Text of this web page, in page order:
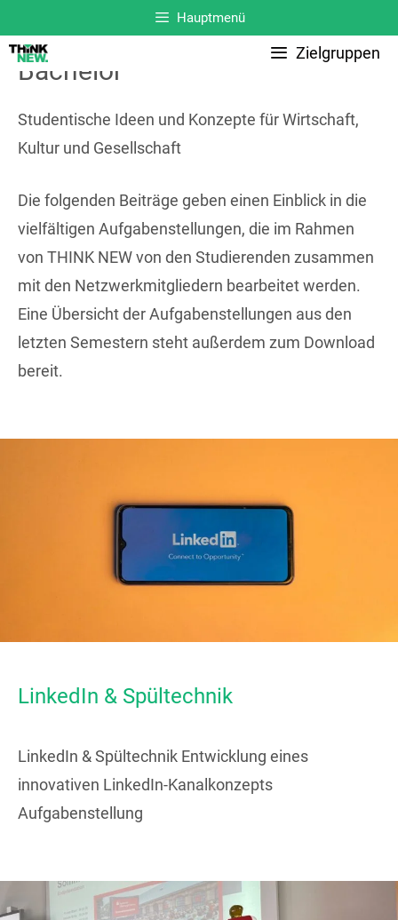
Inhalt
springen
Hauptmenü
Zielgruppen
Bachelor
Studentische Ideen und Konzepte für Wirtschaft,
Kultur und Gesellschaft
Die folgenden Beiträge geben einen Einblick in die
vielfältigen Aufgabenstellungen, die im Rahmen
von THINK NEW von den Studierenden zusammen
mit den Netzwerkmitgliedern bearbeitet werden.
Eine Übersicht der Aufgabenstellungen aus den
letzten Semestern steht außerdem zum Download
bereit.
LinkedIn & Spültechnik
LinkedIn & Spültechnik Entwicklung eines
innovativen LinkedIn-Kanalkonzepts
Aufgabenstellung